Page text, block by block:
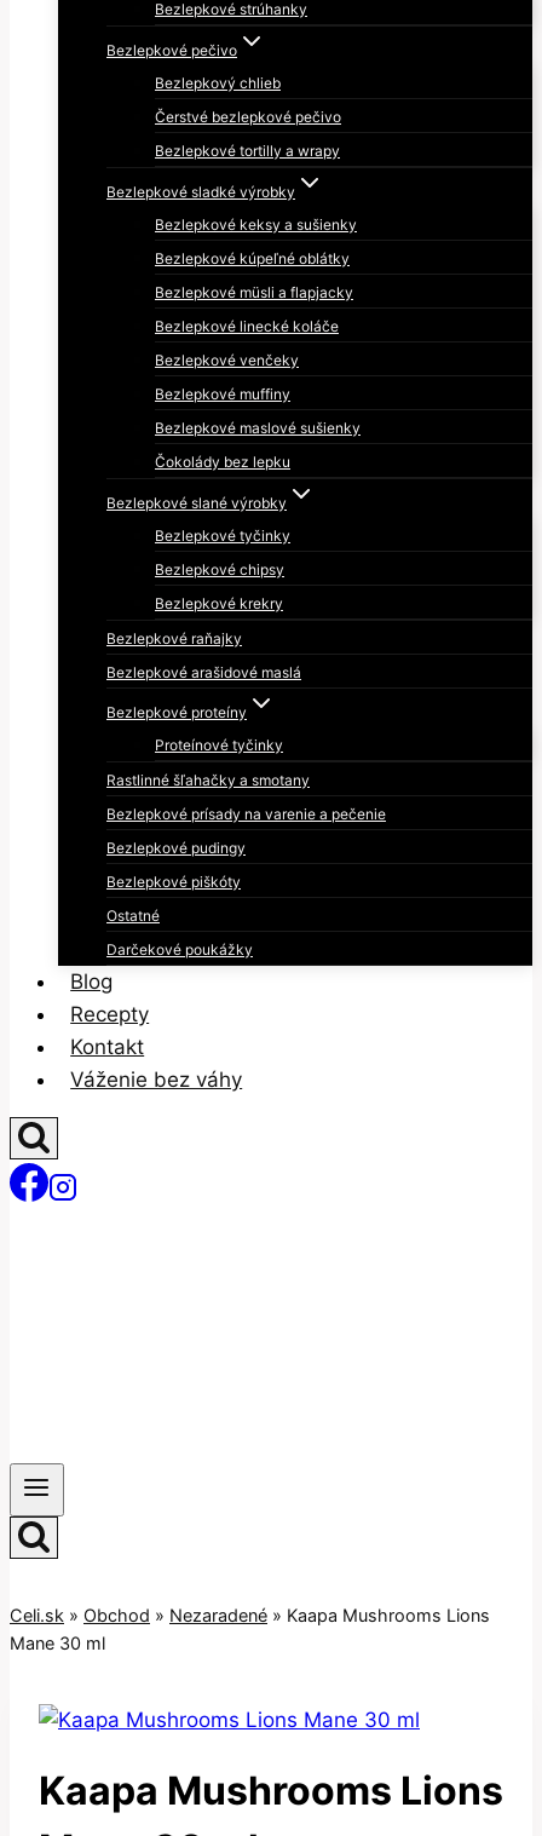
Bezlepkové strúhanky
Bezlepkové pečivo
Bezlepkový chlieb
Čerstvé bezlepkové pečivo
Bezlepkové tortilly a wrapy
Bezlepkové sladké výrobky
Bezlepkové keksy a sušienky
Bezlepkové kúpeľné oblátky
Bezlepkové müsli a flapjacky
Bezlepkové linecké koláče
Bezlepkové venčeky
Bezlepkové muffiny
Bezlepkové maslové sušienky
Čokolády bez lepku
Bezlepkové slané výrobky
Bezlepkové tyčinky
Bezlepkové chipsy
Bezlepkové krekry
Bezlepkové raňajky
Bezlepkové arašidové maslá
Bezlepkové proteíny
Proteínové tyčinky
Rastlinné šľahačky a smotany
Bezlepkové prísady na varenie a pečenie
Bezlepkové pudingy
Bezlepkové piškóty
Ostatné
Darčekové poukážky
Blog
Recepty
Kontakt
Váženie bez váhy
Celi.sk » Obchod » Nezaradené » Kaapa Mushrooms Lions
Mane 30 ml
Kaapa Mushrooms Lions